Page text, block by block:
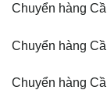
Chuyển hàng
Chuyển hàng
Chuyển hàng